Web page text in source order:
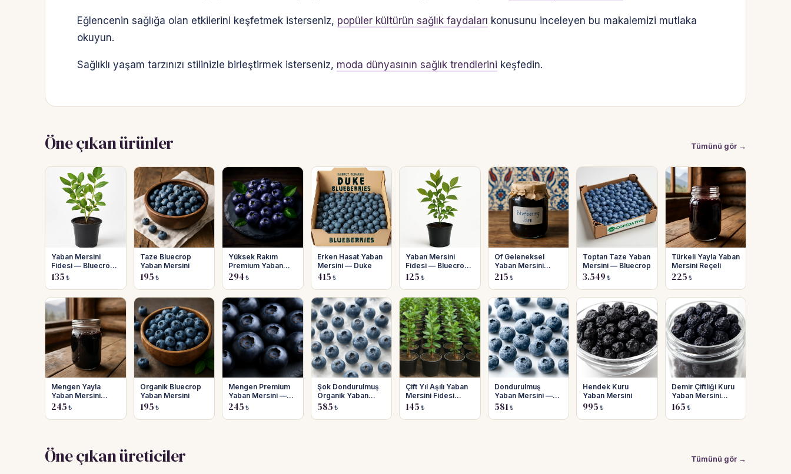
Eğlencenin sağlığa olan etkilerini keşfetmek isterseniz, popüler kültürün sağlık faydaları konusunu inceleyen bu makalemizi mutlaka
okuyun.
Sağlıklı yaşam tarzınızı stilinizle birleştirmek isterseniz, moda dünyasının sağlık trendlerini keşfedin.
Öne çıkan ürünler Tümünü gör →
Yaban Mersini
Fidesi — Bluecrop
(Yığılca)
135 ₺
Taze Bluecrop
Yaban Mersini
195 ₺
Yüksek Rakım
Premium Yaban
Mersini — Bluegold
294 ₺
Erken Hasat Yaban
Mersini — Duke
415 ₺
Yaban Mersini
Fidesi — Bluecrop
(Cide)
125 ₺
Of Geleneksel
Yaban Mersini
Reçeli
215 ₺
Toptan Taze Yaban
Mersini — Bluecrop
3.549 ₺
Türkeli Yayla Yaban
Mersini Reçeli
225 ₺
Mengen Yayla
Yaban Mersini
Reçeli — Bluegold
245 ₺
Organik Bluecrop
Yaban Mersini
195 ₺
Mengen Premium
Yaban Mersini —
Bluegold
245 ₺
Şok Dondurulmuş
Organik Yaban
Mersini — Bluecrop
585 ₺
Çift Yıl Aşılı Yaban
Mersini Fidesi
(Bluecrop) —
145 ₺
Dondurulmuş
Yaban Mersini —
Karışık Çeşit
581₺
Hendek Kuru
Yaban Mersini
995 ₺
Demir Çiftliği Kuru
Yaban Mersini
250g
165 ₺
Öne çıkan üreticiler Tümünü gör →